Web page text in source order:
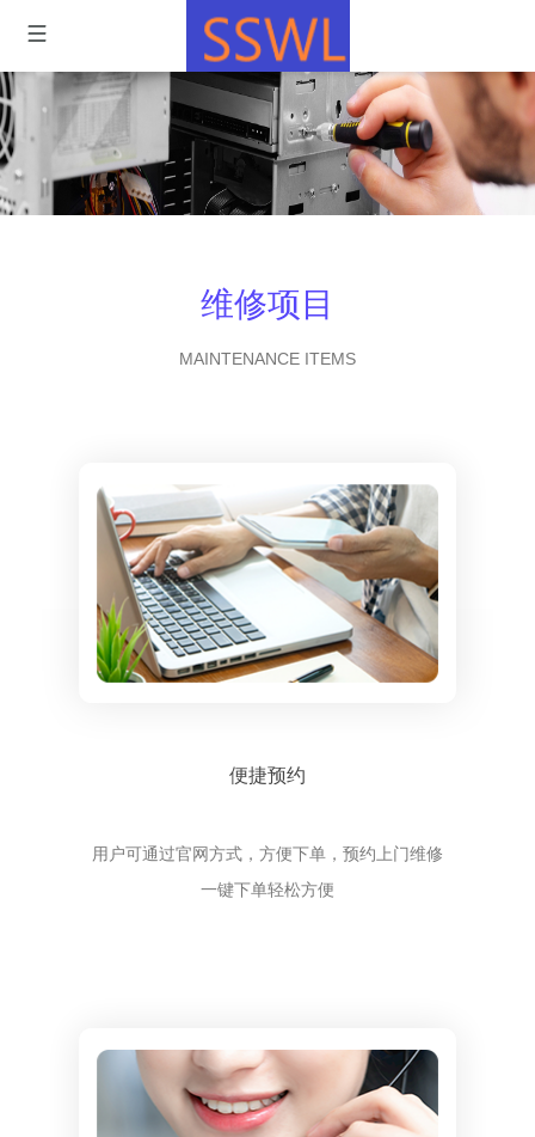
维修项目
MAINTENANCE ITEMS
便捷预约
用户可通过官网方式，方便下单，预约上门维修
一键下单轻松方便